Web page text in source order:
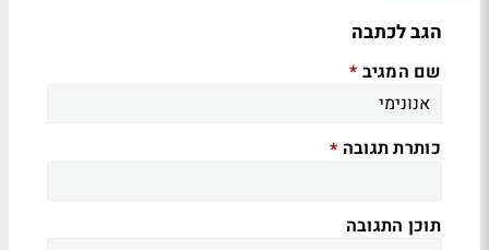
הגב לכתבה
שם המגיב *
כותרת תגובה *
תוכן התגובה